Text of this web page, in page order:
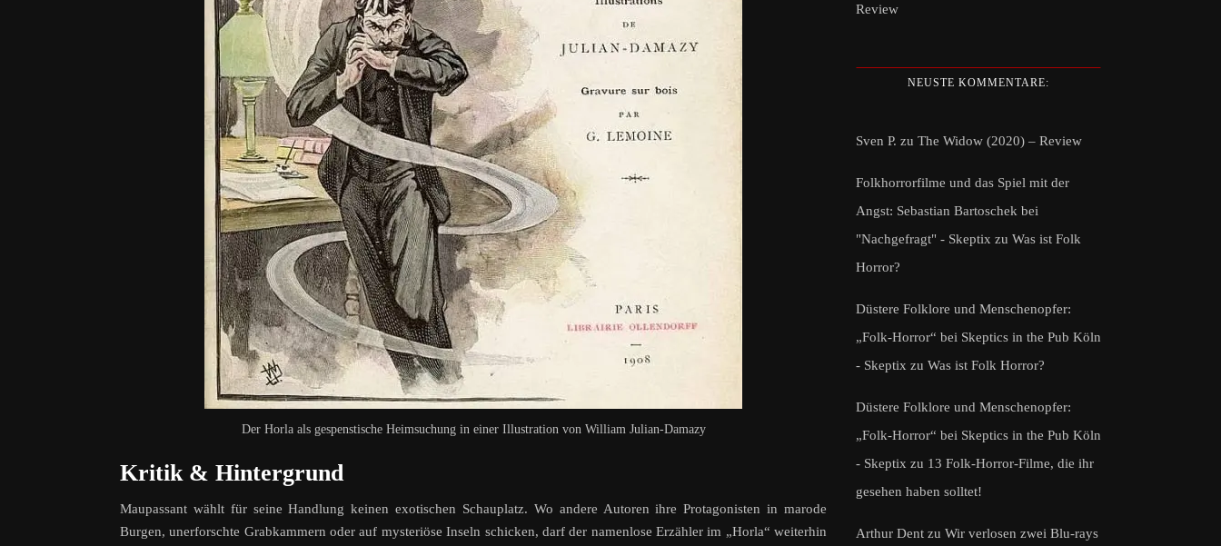
Der Horla als gespenstische Heimsuchung in einer Illustration von William Julian-Damazy
Kritik & Hintergrund
Maupassant wählt für seine Handlung keinen exotischen Schauplatz. Wo andere Autoren ihre Protagonisten in marode
Burgen, unerforschte Grabkammern oder auf mysteriöse Inseln schicken, darf der namenlose Erzähler im „Horla“ weiterhin
Review
NEUSTE KOMMENTARE:
Sven P. zu The Widow (2020) – Review
Folkhorrorfilme und das Spiel mit der
Angst: Sebastian Bartoschek bei
"Nachgefragt" - Skeptix zu Was ist Folk
Horror?
Düstere Folklore und Menschenopfer:
„Folk-Horror“ bei Skeptics in the Pub Köln
- Skeptix zu Was ist Folk Horror?
Düstere Folklore und Menschenopfer:
„Folk-Horror“ bei Skeptics in the Pub Köln
- Skeptix zu 13 Folk-Horror-Filme, die ihr
gesehen haben solltet!
Arthur Dent zu Wir verlosen zwei Blu-rays